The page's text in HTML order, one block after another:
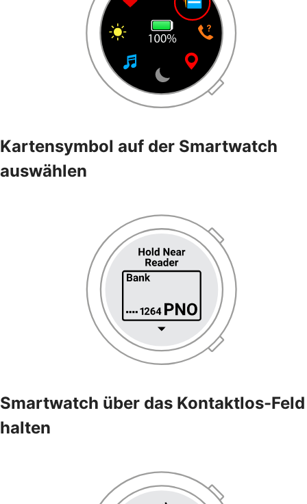
Kartensymbol auf der Smartwatch
auswählen
Smartwatch über das Kontaktlos-Feld
halten